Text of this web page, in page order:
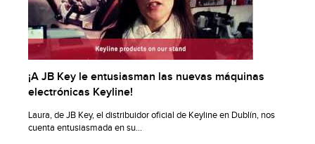
¡A JB Key le entusiasman las nuevas máquinas
electrónicas Keyline!
Laura, de JB Key, el distribuidor oficial de Keyline en Dublín, nos
cuenta entusiasmada en su...